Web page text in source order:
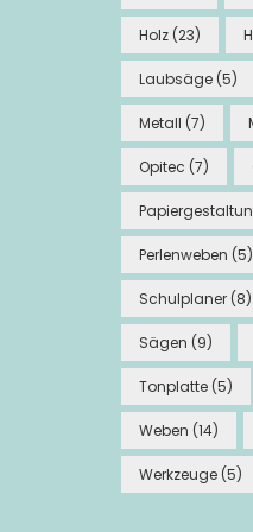
Holz (23)
Laubsäge (5)
Metall (7)
Opitec (7)
Perlenweben (5)
Schulplaner (8)
Sägen (9)
Tonplatte (5)
Weben (14)
Werkzeuge (5)